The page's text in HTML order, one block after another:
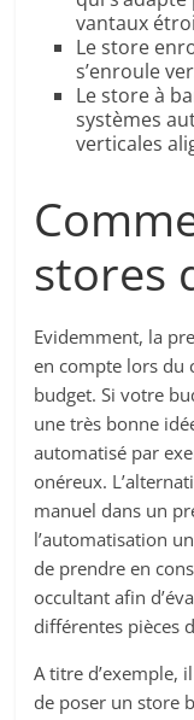
vantaux
Le store
s’enroule
Le store à
systèmes
verticales
stores
Evidemment, la
en compte lors du
budget. Si votre
une très bonne
automatisé par
onéreux.
manuel dans un
l’automatisation
de prendre en
occultant afin
différentes pièces
A titre d’exemple,
de poser un store